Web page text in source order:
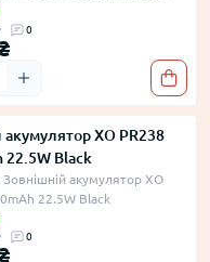
0
акумулятор XO PR238
22.5W Black
акумулятор XO
22.5W Black
0